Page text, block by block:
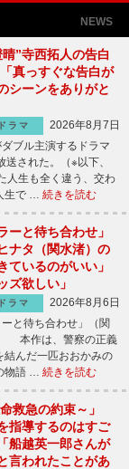
NEWS
晴”寺西拓人の告白
真っすぐな告白が
シーンをありがと
ドラマ
2026年8月7日
ブル主演するドラマ
された。（※以下、
人生も全く違う、交わ
生で … 続きを読む
ーと待ち合わせ」
ナタ（関水渚）の
ているのがいい」
ズ欲しい」
ドラマ
2026年8月6日
と待ち合わせ」（関
本作は、警察の正義
結んだ一匹おおかみの
物語 … 続きを読む
救急の約束～」
指導するのはすご
船越英一郎さんが
言われたことがあ